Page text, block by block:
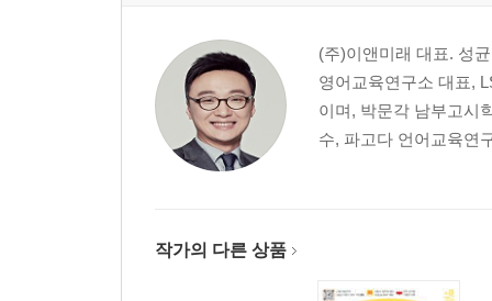
(주)이앤미래 대표. 성
영어교육연구소 대표,
이며, 박문각 남부고시
수, 파고다 언어교육연
작가의 다른 상품